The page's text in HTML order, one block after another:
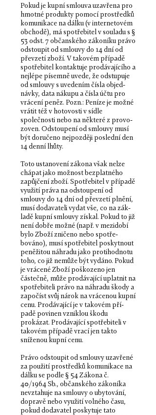
Pokud je kupní smlouva uza­vřena pro
hmotné produkty pomocí prostředků
komu­nikace na dálku (v inter­ne­tovém
obchodě), má spotřebi­tel v souladu s §
53 odst. 7 občan­ského zákoníku právo
odstoupit od smlouvy do 14 dní od
převzetí zboží. V takovém pří­padě
spotřebi­tel kon­tak­tuje prodá­va­jícího a
nejlépe písemně uvede, že odstupuje
od smlouvy s uve­dením čísla objed­
návky, data nákupu a čísla účtu pro
vrá­cení peněz. Pozn.: Peníze je možné
vrátit též v hotovosti v sídle
společnosti nebo na něk­teré z provo­
zoven. Odstoupení od smlouvy musí
být doručeno nejpozději poslední den
14 denní lhůty.
Toto ustanovení zákona však nelze
chá­pat jako možnost bez­plat­ného
zapůjčení zboží. Spotřebi­tel v pří­padě
využití práva na odstoupení od
smlouvy do 14 dní od převzetí plnění,
musí doda­vateli vydat vše, co na zák­
ladě kupní smlouvy získal. Pokud to již
není dobře možné (např. v mezi­dobí
bylo Zboží zničeno nebo spotře­
bováno), musí spotřebi­tel poskyt­nout
peněži­tou náhradu jako pro­ti­hod­notu
toho, co již nemůže být vydáno. Pokud
je vrá­cené Zboží poškozeno jen
částečně, může prodá­va­jící uplat­nit na
spotřebiteli právo na náhradu škody a
započíst svůj nárok na vrá­ce­nou kupní
cenu. Prodá­va­jící je v takovém pří­
padě povi­nen vzniklou škodu
prokázat. Prodá­va­jící spotřebiteli v
takovém pří­padě vrací jen takto
sníže­nou kupní cenu.
Právo odstoupit od smlouvy uza­vřené
za použití prostředků komu­nikace na
dálku se podle § 54 Zákona č.
40/1964 Sb., občan­ského zákoníka
nevz­tahuje na smlouvy o uby­tování,
dopravě nebo využití vol­ného času,
pokud doda­va­tel posky­tuje tato